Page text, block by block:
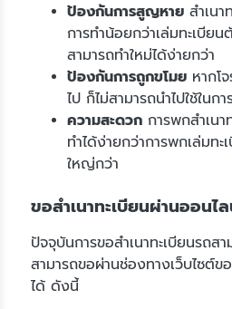
ป้องกันการสูญหาย สำเนา
การทำน้อยกว่าเล่มทะเบีย
สามารถทำใหม่ได้ง่ายกว่า
ป้องกันการถูกขโมย หากโ
ไป ก็ไม่สามารถนำไปใช้ในก
ความสะดวก การพกสำเน
ทำได้ง่ายกว่าการพกเล่มท
ใหญ่กว่า
ขอสำเนาทะเบียนผ่านออนไ
ปัจจุบันการขอสำเนาทะเบียนรถส
สามารถขอผ่านช่องทางเว็บไซต์ข
ได้ ดังนี้